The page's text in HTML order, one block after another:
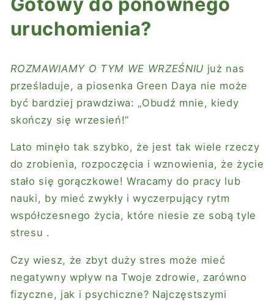
uruchomienia?
ROZMAWIAMY O TYM WE WRZEŚNIU już nas
prześladuje, a piosenka Green Daya nie może
być bardziej prawdziwa: „Obudź mnie, kiedy
skończy się wrzesień!”
Lato minęło tak szybko, że jest tak wiele rzeczy
do zrobienia, rozpoczęcia i wznowienia, że ​​życie
stało się gorączkowe! Wracamy do pracy lub
nauki, by mieć zwykły i wyczerpujący rytm
współczesnego życia, które niesie ze sobą tyle
stresu .
Czy wiesz, że zbyt duży stres może mieć
negatywny wpływ na Twoje zdrowie, zarówno
fizyczne, jak i psychiczne? Najczęstszymi